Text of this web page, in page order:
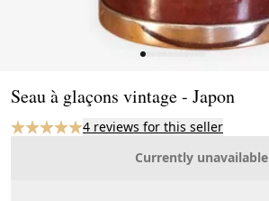
Seau à glaçons vintage - Japon
4 reviews for this seller
Currently unavailable